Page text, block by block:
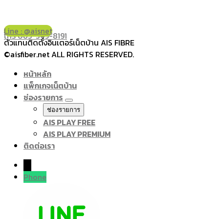
โทร 065-349-8191
Line : @aisnet
ตัวแทนติดตั้งอินเตอร์เน็ตบ้าน AIS FIBRE
©aisfiber.net ALL RIGHTS RESERVED.
หน้าหลัก
แพ็กเกจเน็ตบ้าน
ช่องรายการ
ช่องรายการ
AIS PLAY FREE
AIS PLAY PREMIUM
ติดต่อเรา
→
Phone